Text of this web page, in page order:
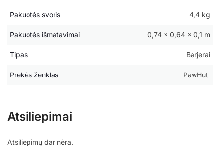
Pakuotės svoris 4,4 kg
Pakuotės išmatavimai 0,74 × 0,64 × 0,1 m
Tipas Barjerai
Prekės ženklas PawHut
Atsiliepimai
Atsiliepimų dar nėra.